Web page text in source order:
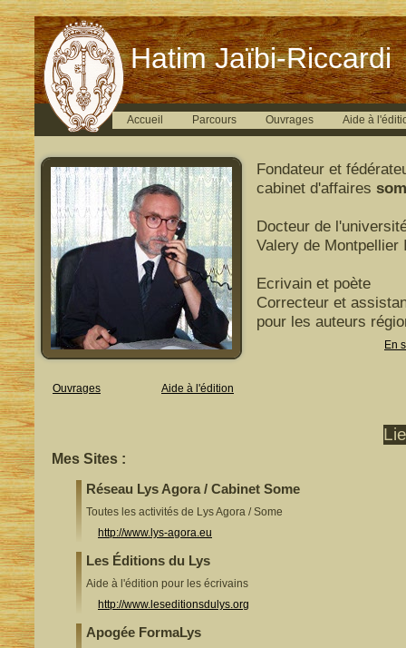
Hatim Jaïbi-Riccardi
Accueil Parcours Ouvrages Aide à
Fondateur et
cabinet d'affaires
Docteur de
Valery de Montpellier
Ecrivain et poète
Correcteur et
pour les auteurs
En
Ouvrages Aide à l'édition
Mes Sites :
Réseau Lys Agora / Cabinet Some
Toutes les activités de Lys Agora / Some
http://www.lys-agora.eu
Les Éditions du Lys
Aide à l'édition pour les écrivains
http://www.leseditionsdulys.org
Apogée FormaLys